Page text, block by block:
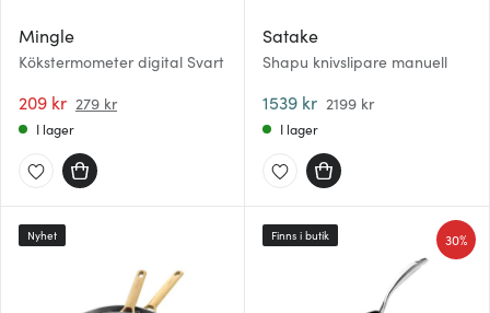
Mingle
Kökstermometer digital Svart
209 kr 279 kr
I lager
Satake
Shapu knivslipare manuell
1539 kr 2199 kr
I lager
Nyhet 30%
Finns i butik